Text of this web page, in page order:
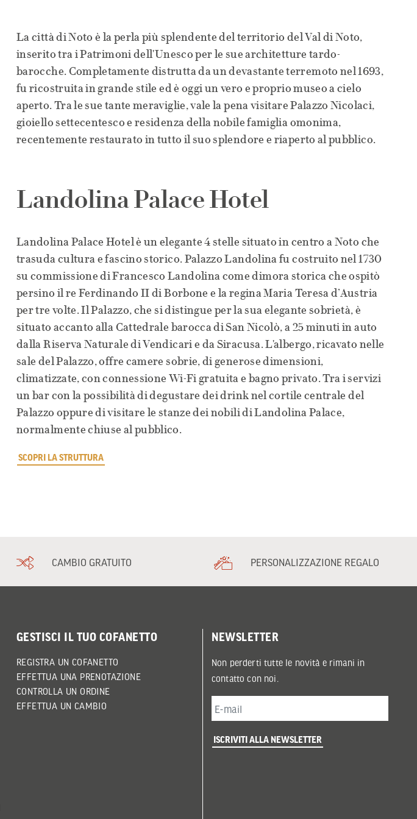
La città di Noto è la perla più splendente del territorio del Val di Noto,
inserito tra i Patrimoni dell'Unesco per le sue architetture tardo-
barocche. Completamente distrutta da un devastante terremoto nel 1693,
fu ricostruita in grande stile ed è oggi un vero e proprio museo a cielo
aperto. Tra le sue tante meraviglie, vale la pena visitare Palazzo Nicolaci,
gioiello settecentesco e residenza della nobile famiglia omonima,
recentemente restaurato in tutto il suo splendore e riaperto al pubblico.
Landolina Palace Hotel
Landolina Palace Hotel è un elegante 4 stelle situato in centro a Noto che
trasuda cultura e fascino storico. Palazzo Landolina fu costruito nel 1730
su commissione di Francesco Landolina come dimora storica che ospitò
persino il re Ferdinando II di Borbone e la regina Maria Teresa d’Austria
per tre volte. Il Palazzo, che si distingue per la sua elegante sobrietà, è
situato accanto alla Cattedrale barocca di San Nicolò, a 25 minuti in auto
dalla Riserva Naturale di Vendicari e da Siracusa. L'albergo, ricavato nelle
sale del Palazzo, offre camere sobrie, di generose dimensioni,
climatizzate, con connessione Wi-Fi gratuita e bagno privato. Tra i servizi
un bar con la possibilità di degustare dei drink nel cortile centrale del
Palazzo oppure di visitare le stanze dei nobili di Landolina Palace,
normalmente chiuse al pubblico.
SCOPRI LA STRUTTURA
CAMBIO GRATUITO PERSONALIZZAZIONE REGALO
GESTISCI IL TUO COFANETTO
REGISTRA UN COFANETTO
EFFETTUA UNA PRENOTAZIONE
CONTROLLA UN ORDINE
EFFETTUA UN CAMBIO
NEWSLETTER
Non perderti tutte le novità e rimani in
contatto con noi.
ISCRIVITI ALLA NEWSLETTER